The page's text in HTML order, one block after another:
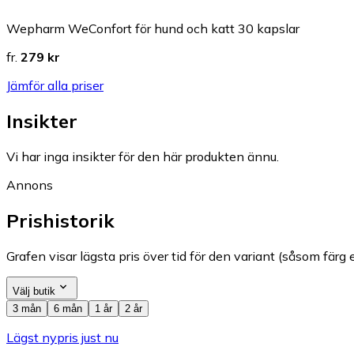
Wepharm WeConfort för hund och katt 30 kapslar
fr. 279 kr
Jämför alla priser
Insikter
Vi har inga insikter för den här produkten ännu.
Annons
Prishistorik
Grafen visar lägsta pris över tid för den variant (såsom
Välj butik
3 mån
6 mån 1 år 2 år
Lägst nypris just nu